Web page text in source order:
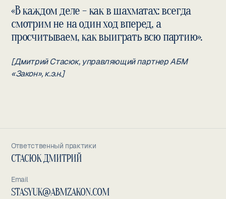
«В каждом деле - как в шахматах: всегда
смотрим не на один ход вперед, а
просчитываем, как выиграть всю партию».
[Дмитрий Стасюк, управляющий партнер АБМ
«Закон», к.э.н.]
Ответственный практики
СТАСЮК ДМИТРИЙ
Email
STASYUK@ABMZAKON.COM